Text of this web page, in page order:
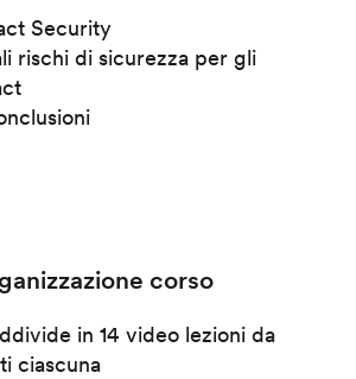
Security
rischi di sicurezza per gli
corso
in 14 video lezioni da
ciascuna